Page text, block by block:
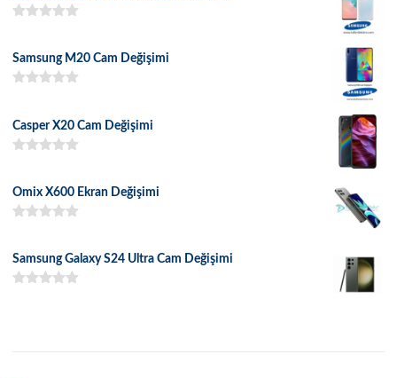
Samsung M20 Cam Değişimi
Casper X20 Cam Değişimi
Omix X600 Ekran Değişimi
Samsung Galaxy S24 Ultra Cam Değişimi